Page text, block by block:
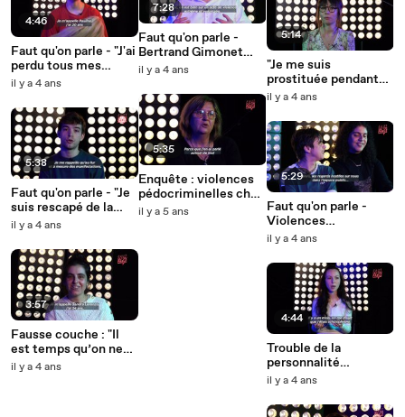
4:46
Faut qu'on parle - "J'ai
perdu tous mes
cheveux à 13 ans" -
diagnostiquée d'un
alopécie totale.
il y a 4 ans
5:38
Faut qu'on parle - "Je
suis rescapé de la
Manif pour tous"
il y a 4 ans
3:57
Fausse couche : "Il
est temps qu’on ne
soit plus dans
il y a 4 ans
7:28
Faut qu'on parle -
Bertrand Gimonet
nous parle du
secoué
il y a 4 ans
5:35
Enquête : violences
pédocriminelles chez
les Témoins de
il y a 5 ans
5:14
"Je me suis
prostituée pendant
un an" : la journaliste
il y a 4 ans
5:29
Faut qu'on parle -
Violences
transphobes : "On
de se protéger des
regards"
il y a 4 ans
4:44
Trouble de la
personnalité
borderline : pourquoi
diagnostiquer ?
il y a 4 ans